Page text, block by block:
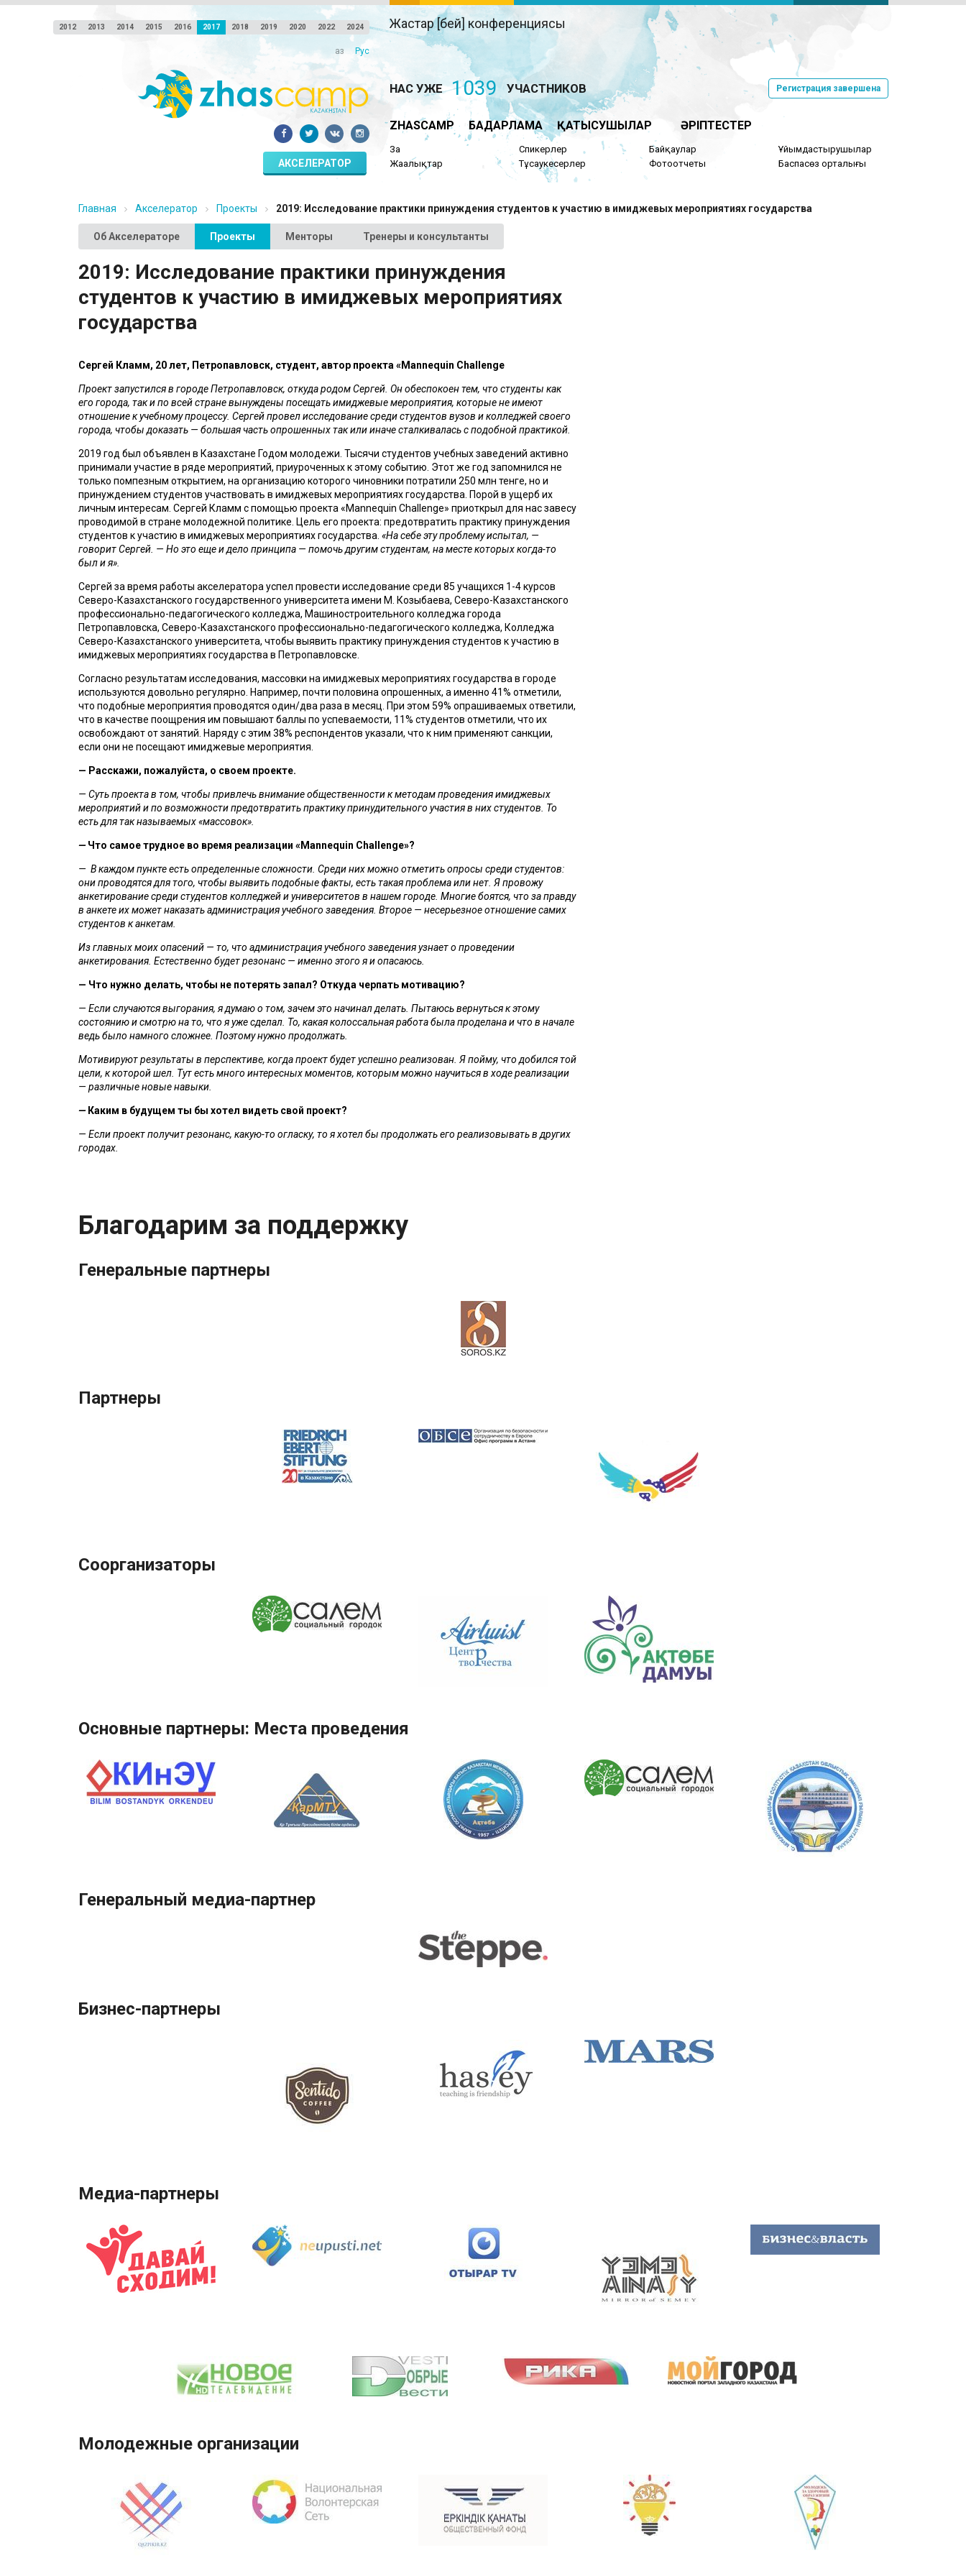
2012 2013 2014 2015 2016 2017 2018 2019 2020 2022 2024
Қаз Рус
Жастар [бей] конференциясы
АКСЕЛЕРАТОР
НАС УЖЕ 1039 УЧАСТНИКОВ Регистрация завершена
ZHASCAMP БАҒДАРЛАМА ҚАТЫСУШЫЛАР ӘРІПТЕСТЕР
Заң
Жаңалықтар
Спикерлер
Тұсаукесерлер
Байқаулар
Фотоотчеты
Ұйымдастырушылар
Баспасөз орталығы
Главная Акселератор Проекты 2019: Исследование практики принуждения студентов к участию в имиджевых мероприятиях государства
Об Акселераторе Проекты Менторы Тренеры и консультанты
2019: Исследование практики принуждения
студентов к участию в имиджевых мероприятиях
государства
Сергей Кламм, 20 лет, Петропавловск, студент, автор проекта «Mannequin Challenge
Проект запустился в городе Петропавловск, откуда родом Сергей. Он обеспокоен тем, что студенты как
его города, так и по всей стране вынуждены посещать имиджевые мероприятия, которые не имеют
отношение к учебному процессу. Сергей провел исследование среди студентов вузов и колледжей своего
города, чтобы доказать — большая часть опрошенных так или иначе сталкивалась с подобной практикой.
2019 год был объявлен в Казахстане Годом молодежи. Тысячи студентов учебных заведений активно
принимали участие в ряде мероприятий, приуроченных к этому событию. Этот же год запомнился не
только помпезным открытием, на организацию которого чиновники потратили 250 млн тенге, но и
принуждением студентов участвовать в имиджевых мероприятиях государства. Порой в ущерб их
личным интересам. Сергей Кламм с помощью проекта «Mannequin Challenge»‎ приоткрыл для нас завесу
проводимой в стране молодежной политике. Цель его проекта: предотвратить практику принуждения
студентов к участию в имиджевых мероприятиях государства. «На себе эту проблему испытал, —
говорит Сергей. — Но это еще и дело принципа — помочь другим студентам, на месте которых когда-то
был и я».‎
Сергей за время работы акселератора успел провести исследование среди 85 учащихся 1-4 курсов
Северо-Казахстанского государственного университета имени М. Козыбаева, Северо-Казахстанского
профессионально-педагогического колледжа, Машиностроительного колледжа города
Петропавловска, Северо-Казахстанского профессионально-педагогического колледжа, Колледжа
Северо-Казахстанского университета, чтобы выявить практику принуждения студентов к участию в
имиджевых мероприятиях государства в Петропавловске.
Согласно результатам исследования, массовки на имиджевых мероприятиях государства в городе
используются довольно регулярно. Например, почти половина опрошенных, а именно 41% отметили,
что подобные мероприятия проводятся один/два раза в месяц. При этом 59% опрашиваемых ответили,
что в качестве поощрения им повышают баллы по успеваемости, 11% студентов отметили, что их
освобождают от занятий. Наряду с этим 38% респондентов указали, что к ним применяют санкции,
если они не посещают имиджевые мероприятия.
— Расскажи, пожалуйста, о своем проекте.
— Суть проекта в том, чтобы привлечь внимание общественности к методам проведения имиджевых
мероприятий и по возможности предотвратить практику принудительного участия в них студентов. То
есть для так называемых «‎массовок».
— Что самое трудное во время реализации «Mannequin Challenge»?
—  В каждом пункте есть определенные сложности. Среди них можно отметить опросы среди студентов:
они проводятся для того, чтобы выявить подобные факты, есть такая проблема или нет. Я провожу
анкетирование среди студентов колледжей и университетов в нашем городе. Многие боятся, что за правду
в анкете их может наказать администрация учебного заведения. Второе — несерьезное отношение самих
студентов к анкетам.
Из главных моих опасений — то, что администрация учебного заведения узнает о проведении
анкетирования. Естественно будет резонанс — именно этого я и опасаюсь.
— Что нужно делать, чтобы не потерять запал? Откуда черпать мотивацию?
— Если случаются выгорания, я думаю о том, зачем это начинал делать. Пытаюсь вернуться к этому
состоянию и смотрю на то, что я уже сделал. То, какая колоссальная работа была проделана и что в начале
ведь было намного сложнее. Поэтому нужно продолжать.
Мотивируют результаты в перспективе, когда проект будет успешно реализован. Я пойму, что добился той
цели, к которой шел. Тут есть много интересных моментов, которым можно научиться в ходе реализации
— различные новые навыки.
— Каким в будущем ты бы хотел видеть свой проект?
— Если проект получит резонанс, какую-то огласку, то я хотел бы продолжать его реализовывать в других
городах.
Благодарим за поддержку
Генеральные партнеры
Партнеры
Соорганизаторы
Основные партнеры: Места проведения
Генеральный медиа-партнер
Бизнес-партнеры
Медиа-партнеры
Молодежные организации